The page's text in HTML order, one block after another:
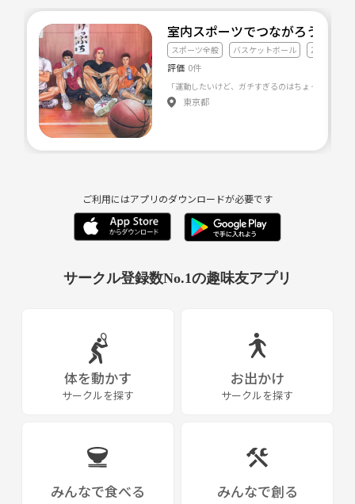
◯活動時間
平日19:00〜22:00 の1〜2時間程度
◯内容
10分程度ウォーミングアップ後
1ゲーム4分、総当たり式で進行します！
◯参加費
◯活動は月に1〜2回
平日(土日あるかもです)開催予定で1〜2時間程度を予定しております！
・1/17 BASKETBALL COURT nks-405@八尾市
※トラブル防止の為、迷惑行為や宗教、ネットワークビジネス等の勧誘
行為を一切禁止しております！
室内スポーツでつながろう⛹️‍♂️
スポーツ全般 バスケットボール 20代友達づ
評価 0件
東京都
ご利用にはアプリのダウンロードが必要です
サークル登録数No.1の趣味友アプリ
体を動かす
サークルを探す
お出かけ
サークルを探す
みんなで食べる みんなで創る